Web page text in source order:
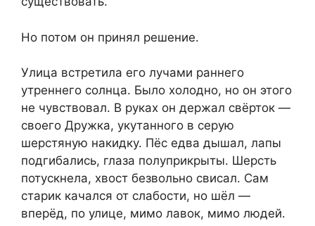
Но потом он принял решение.
Улица встретила его лучами раннего
утреннего солнца. Было холодно, но он этого
не чувствовал. В руках он держал свёрток —
своего Дружка, укутанного в серую
шерстяную накидку. Пёс едва дышал, лапы
подгибались, глаза полуприкрыты. Шерсть
потускнела, хвост безвольно свисал. Сам
старик качался от слабости, но шёл —
вперёд, по улице, мимо лавок, мимо людей.